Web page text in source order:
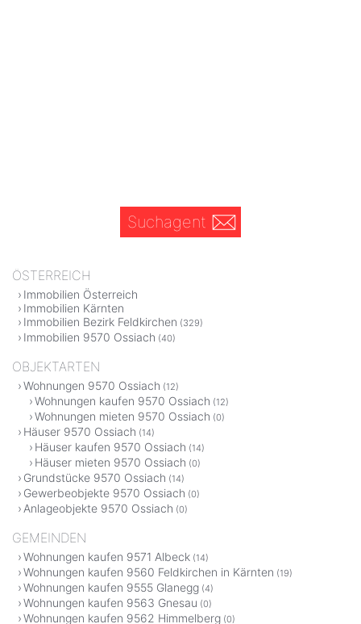
Suchagent
ÖSTERREICH
Immobilien Österreich
Immobilien Kärnten
Immobilien Bezirk Feldkirchen (329)
Immobilien 9570 Ossiach (40)
OBJEKTARTEN
Wohnungen 9570 Ossiach (12)
Wohnungen kaufen 9570 Ossiach (12)
Wohnungen mieten 9570 Ossiach (0)
Häuser 9570 Ossiach (14)
Häuser kaufen 9570 Ossiach (14)
Häuser mieten 9570 Ossiach (0)
Grundstücke 9570 Ossiach (14)
Gewerbeobjekte 9570 Ossiach (0)
Anlageobjekte 9570 Ossiach (0)
GEMEINDEN
Wohnungen kaufen 9571 Albeck (14)
Wohnungen kaufen 9560 Feldkirchen in Kärnten (19)
Wohnungen kaufen 9555 Glanegg (4)
Wohnungen kaufen 9563 Gnesau (0)
Wohnungen kaufen 9562 Himmelberg (0)